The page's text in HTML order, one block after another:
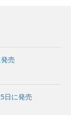
売
日に発売